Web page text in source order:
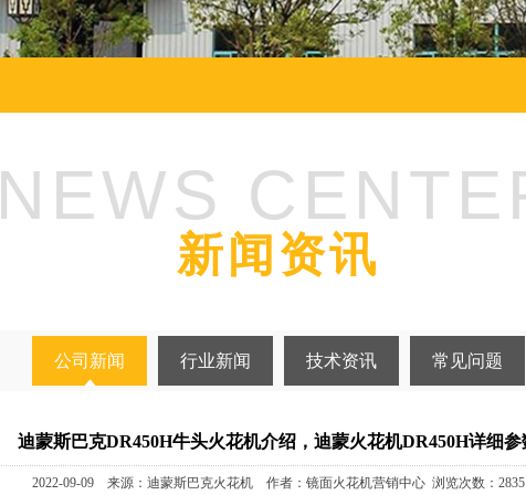
NEWS
新闻资讯
公司新闻 行业新闻 技术资讯 常见问题
迪蒙斯巴克DR450H牛头火花机介绍，迪蒙火花机DR450H详细参
2022-09-09 来源：迪蒙斯巴克火花机 作者：镜面火花机营销中心 浏览次数：2835